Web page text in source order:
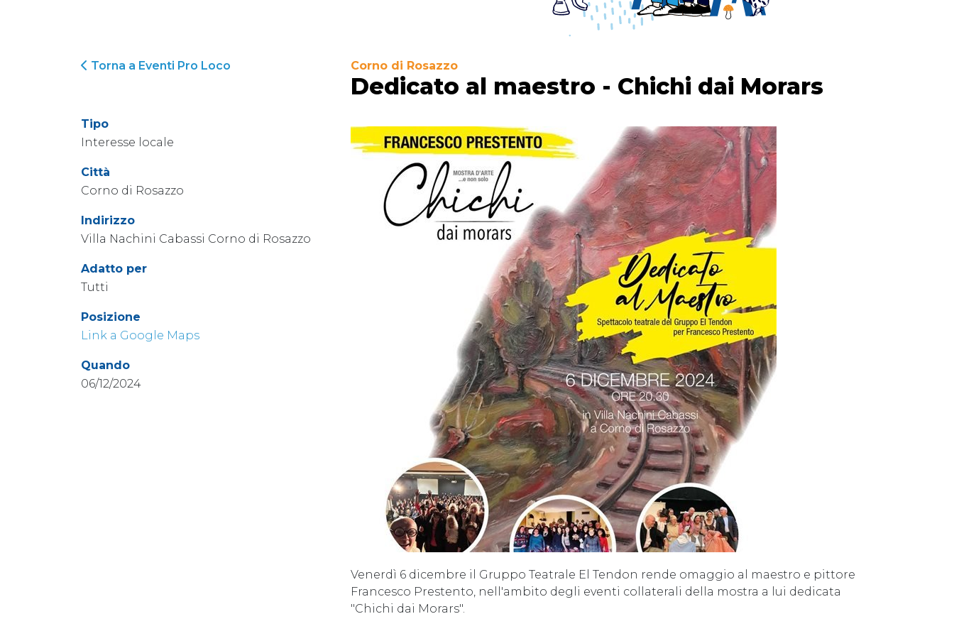
Torna a Eventi Pro Loco
Tipo
Interesse locale
Città
Corno di Rosazzo
Indirizzo
Villa Nachini Cabassi Corno di Rosazzo
Adatto per
Tutti
Posizione
Link a Google Maps
Quando
06/12/2024
Corno di Rosazzo
Dedicato al maestro - Chichi dai Morars
Venerdì 6 dicembre il Gruppo Teatrale El Tendon rende omaggio al maestro e pittore
Francesco Prestento, nell'ambito degli eventi collaterali della mostra a lui dedicata
"Chichi dai Morars".